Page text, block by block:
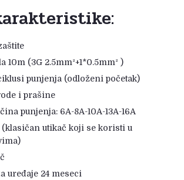
10m (3G 2.5mm²+1*0.5mm² )
punjenja (odloženi početak)
i prašine
punjenja: 6A-8A-10A-13A-16A
(klasičan utikač koji se koristi u
uređaje 24 meseci